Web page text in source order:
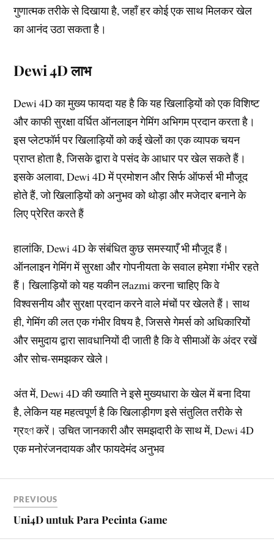
गुणात्मक तरीके से दिखाया है, जहाँ हर कोई एक साथ मिलकर खेल
का आनंद उठा सकता है।
Dewi 4D लाभ
Dewi 4D का मुख्य फायदा यह है कि यह खिलाड़ियों को एक विशिष्ट
और काफी सुरक्षा वर्धित ऑनलाइन गेमिंग अभिगम प्रदान करता है।
इस प्लेटफॉर्म पर खिलाड़ियों को कई खेलों का एक व्यापक चयन
प्राप्त होता है, जिसके द्वारा वे पसंद के आधार पर खेल सकते हैं।
इसके अलावा, Dewi 4D में प्रमोशन और सिर्फ ऑफर्स भी मौजूद
होते हैं, जो खिलाड़ियों को अनुभव को थोड़ा और मजेदार बनाने के
लिए प्रेरित करते हैं
हालांकि, Dewi 4D के संबंधित कुछ समस्याएँ भी मौजूद हैं।
ऑनलाइन गेमिंग में सुरक्षा और गोपनीयता के सवाल हमेशा गंभीर रहते
हैं। खिलाड़ियों को यह यकीन लazmi करना चाहिए कि वे
विश्वसनीय और सुरक्षा प्रदान करने वाले मंचों पर खेलते हैं। साथ
ही, गेमिंग की लत एक गंभीर विषय है, जिससे गेमर्स को अधिकारियों
और समुदाय द्वारा सावधानियों दी जाती है कि वे सीमाओं के अंदर रखें
और सोच-समझकर खेले।
अंत में, Dewi 4D की ख्याति ने इसे मुख्यधारा के खेल में बना दिया
है, लेकिन यह महत्वपूर्ण है कि खिलाड़ीगण इसे संतुलित तरीके से
ग्रহণ करें। उचित जानकारी और समझदारी के साथ में, Dewi 4D
एक मनोरंजनदायक और फायदेमंद अनुभव
PREVIOUS
Uni4D untuk Para Pecinta Game